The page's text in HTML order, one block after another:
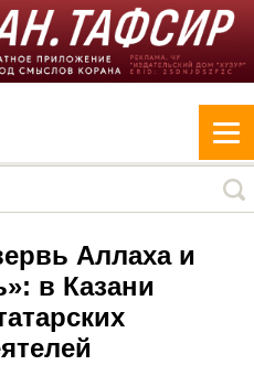
Аллаха и
в Казани